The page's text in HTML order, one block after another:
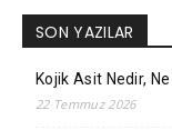
SON YAZILAR
Kojik Asit Nedir,
22 Temmuz 2026